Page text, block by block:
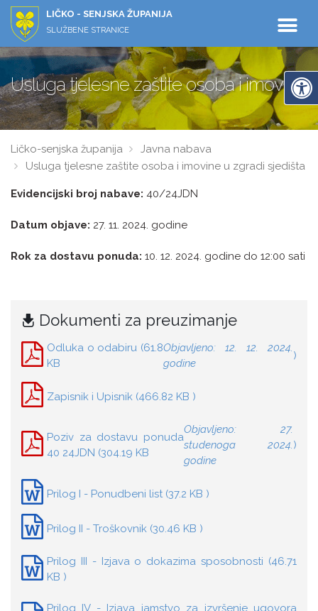
LIČKO - SENJSKA ŽUPANIJA
SLUŽBENE STRANICE
Usluga tjelesne zaštite osoba i imovine
Ličko-senjska županija
Javna nabava
Usluga tjelesne zaštite osoba i imovine u zgradi sjedišta
Evidencijski broj nabave: 40/24JDN
Datum objave: 27. 11. 2024. godine
Rok za dostavu ponuda: 10. 12. 2024. godine do 12:00 sati
Dokumenti za preuzimanje
Odluka o odabiru (61.8
KB
Objavljeno: 12. 12. 2024.
godine
)
Zapisnik i Upisnik (466.82 KB )
Poziv za dostavu ponuda
40 24JDN (304.19 KB
Objavljeno: 27.
studenoga 2024.
godine
)
Prilog I - Ponudbeni list (37.2 KB )
Prilog II - Troškovnik (30.46 KB )
Prilog III - Izjava o dokazima sposobnosti (46.71
KB )
Prilog IV - Izjava jamstvo za izvršenje ugovora